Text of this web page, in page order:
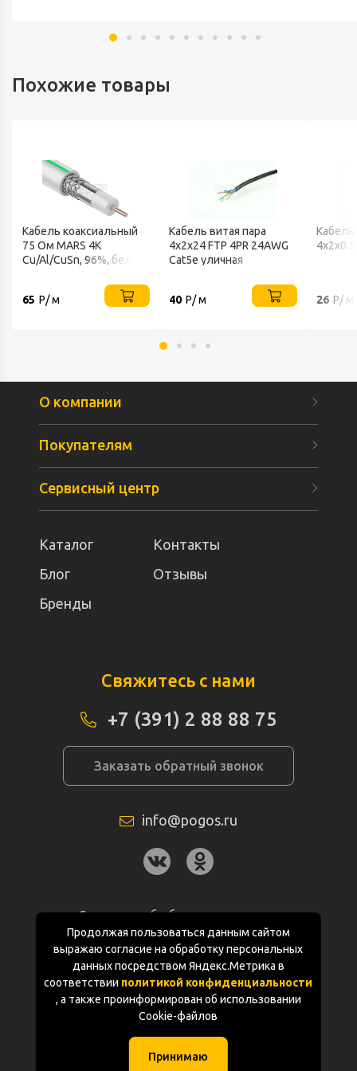
Похожие товары
Кабель коаксиальный
75 Ом MARS 4K
Cu/Al/CuSn, 96%, белый,
65 Р/ м
Кабель витая пара
4х2х24 FTP 4PR 24AWG
Cat5e уличная
40 Р/ м
Кабель
4х2х0.5
26 Р/ м
Продолжая пользоваться данным сайтом
выражаю согласие на обработку персональных
данных посредством Яндекс.Метрика в
соответствии политикой конфиденциальности
, а также проинформирован об использовании
Cookie-файлов
Принимаю
О компании
Покупателям
Сервисный центр
Каталог
Контакты
Блог
Отзывы
Бренды
Свяжитесь с нами
+7 (391) 2 88 88 75
Заказать обратный звонок
info@pogos.ru
Согласие на обработку персональных
данных
Политика конфиденциальности
Документация